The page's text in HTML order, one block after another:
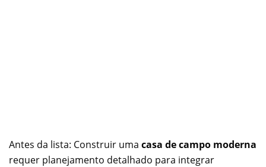
Antes da lista: Construir uma casa de campo moderna
requer planejamento detalhado para integrar